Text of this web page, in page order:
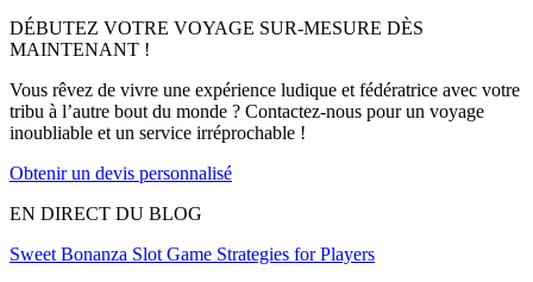
DÉBUTEZ VOTRE VOYAGE SUR-MESURE DÈS
MAINTENANT !
Vous rêvez de vivre une expérience ludique et fédératrice avec votre
tribu à l’autre bout du monde ? Contactez-nous pour un voyage
inoubliable et un service irréprochable !
Obtenir un devis personnalisé
EN DIRECT DU BLOG
Sweet Bonanza Slot Game Strategies for Players